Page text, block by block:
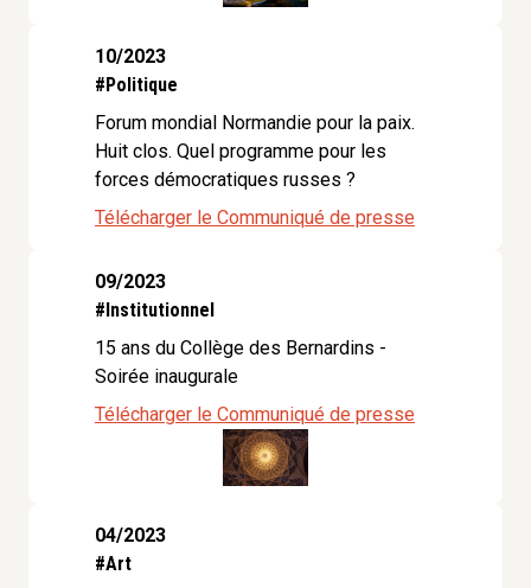
10/2023
#Politique
Forum mondial Normandie pour la paix.
Huit clos. Quel programme pour les
forces démocratiques russes ?
Télécharger le Communiqué de presse
09/2023
#Institutionnel
15 ans du Collège des Bernardins -
Soirée inaugurale
Télécharger le Communiqué de presse
04/2023
#Art